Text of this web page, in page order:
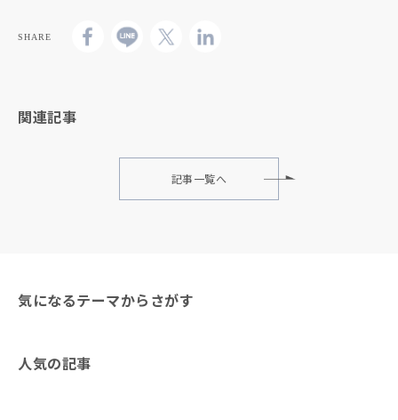
SHARE
関連記事
記事一覧へ
気になるテーマからさがす
人気の記事